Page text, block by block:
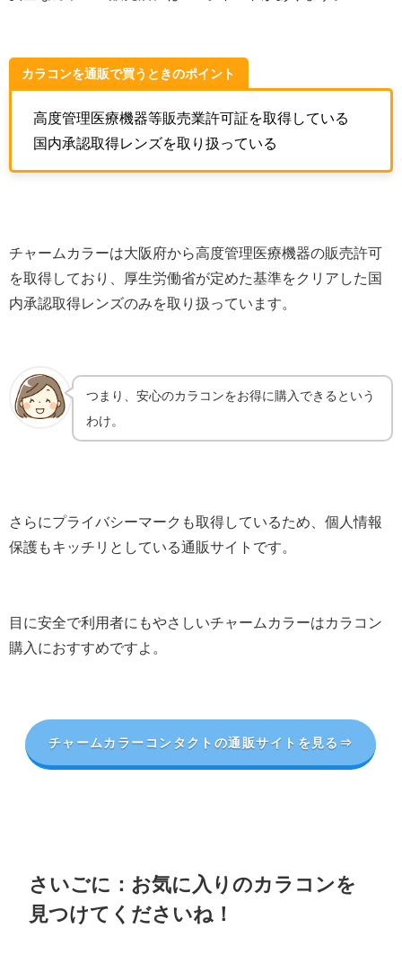
カラコンを通販で買うときのポイント
高度管理医療機器等販売業許可証を取得している
国内承認取得レンズを取り扱っている
チャームカラーは大阪府から高度管理医療機器の販売許可
を取得しており、厚生労働省が定めた基準をクリアした国
内承認取得レンズのみを取り扱っています。
つまり、安心のカラコンをお得に購入できるという
わけ。
さらにプライバシーマークも取得しているため、個人情報
保護もキッチリとしている通販サイトです。
目に安全で利用者にもやさしいチャームカラーはカラコン
購入におすすめですよ。
チャームカラーコンタクトの通販サイトを見る⇒
さいごに：お気に入りのカラコンを
見つけてくださいね！